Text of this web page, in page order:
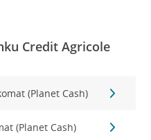
Credit Agricole
(Planet Cash)
(Planet Cash)